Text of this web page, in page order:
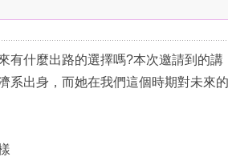
有什麼出路的選擇嗎?本次邀請到的講
系出身，而她在我們這個時期對未來的